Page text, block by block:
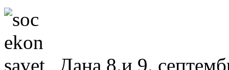
Дана 8.и 9.